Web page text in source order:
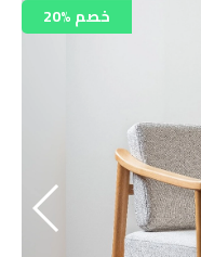
20% خصم